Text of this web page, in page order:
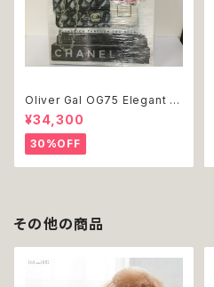
Oliver Gal OG75 Elegant E
ssentials Paris 絵 アート イ
ンテリア お祝い 贈り物 プレゼ
ント 結婚 新築 開店 周年 バー
スデイ 誕生日 ご褒美
¥34,300
30%OFF
その他の商品